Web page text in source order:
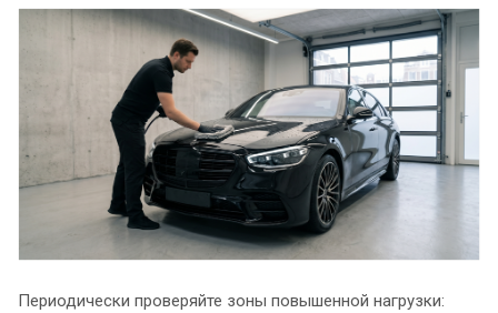
Периодически проверяйте зоны повышенной нагрузки: